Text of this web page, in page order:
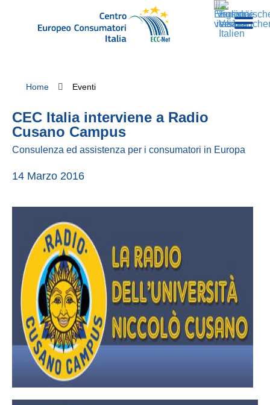
Home Eventi
CEC Italia interviene a Radio
Cusano Campus
Consulenza ed assistenza per i consumatori in Europa
14 Marzo 2016